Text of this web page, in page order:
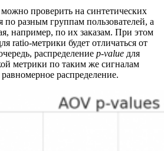
проверить на синтетических
по разным группам пользователей, а
например, по их заказам. При этом
ratio-метрики будет отличаться от
распределение p-value для
метрики по таким же сигналам
распределение.